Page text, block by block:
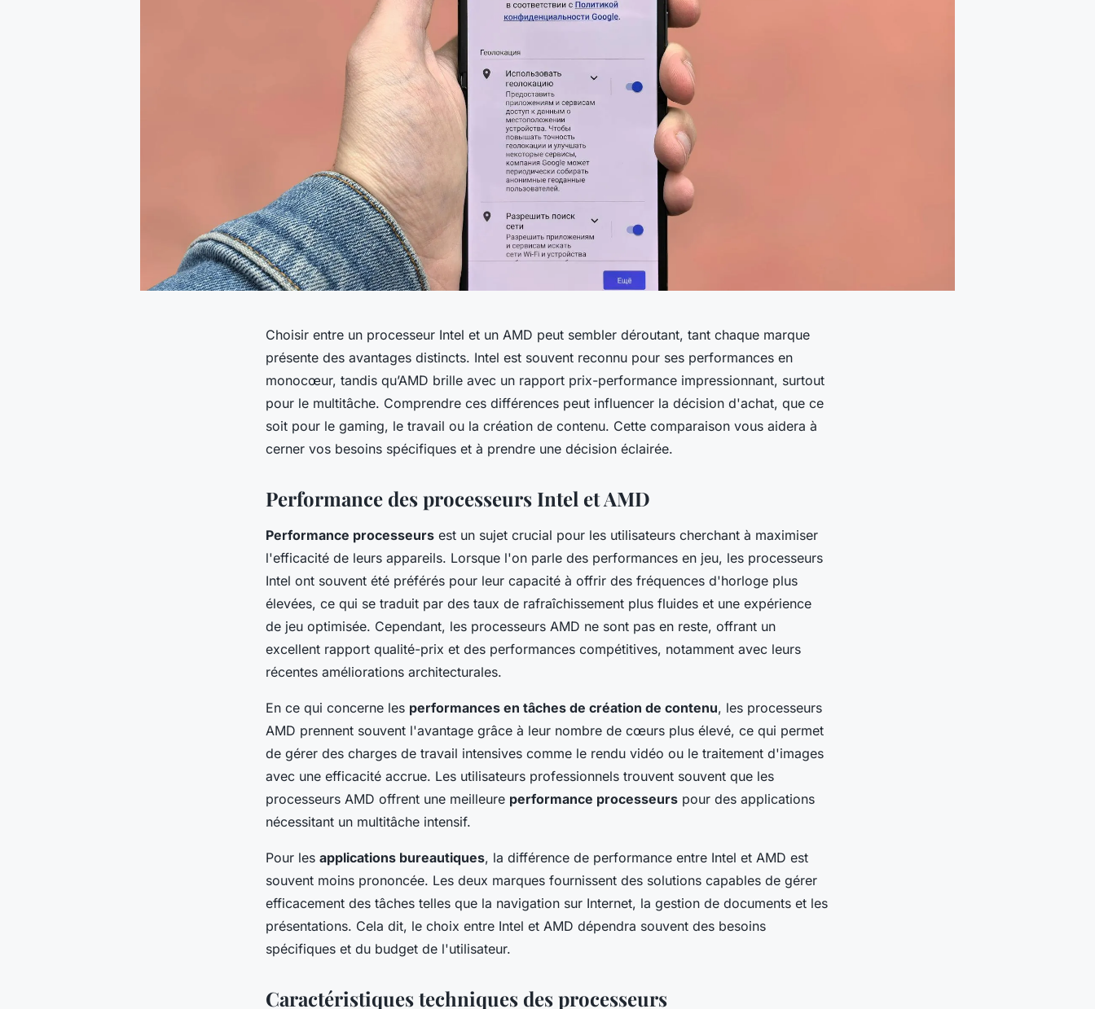
Choisir entre un processeur Intel et un AMD peut sembler déroutant, tant chaque marque
présente des avantages distincts. Intel est souvent reconnu pour ses performances en
monocœur, tandis qu’AMD brille avec un rapport prix-performance impressionnant, surtout
pour le multitâche. Comprendre ces différences peut influencer la décision d'achat, que ce
soit pour le gaming, le travail ou la création de contenu. Cette comparaison vous aidera à
cerner vos besoins spécifiques et à prendre une décision éclairée.
Performance des processeurs Intel et AMD
Performance processeurs est un sujet crucial pour les utilisateurs cherchant à maximiser
l'efficacité de leurs appareils. Lorsque l'on parle des performances en jeu, les processeurs
Intel ont souvent été préférés pour leur capacité à offrir des fréquences d'horloge plus
élevées, ce qui se traduit par des taux de rafraîchissement plus fluides et une expérience
de jeu optimisée. Cependant, les processeurs AMD ne sont pas en reste, offrant un
excellent rapport qualité-prix et des performances compétitives, notamment avec leurs
récentes améliorations architecturales.
En ce qui concerne les performances en tâches de création de contenu, les processeurs
AMD prennent souvent l'avantage grâce à leur nombre de cœurs plus élevé, ce qui permet
de gérer des charges de travail intensives comme le rendu vidéo ou le traitement d'images
avec une efficacité accrue. Les utilisateurs professionnels trouvent souvent que les
processeurs AMD offrent une meilleure performance processeurs pour des applications
nécessitant un multitâche intensif.
Pour les applications bureautiques, la différence de performance entre Intel et AMD est
souvent moins prononcée. Les deux marques fournissent des solutions capables de gérer
efficacement des tâches telles que la navigation sur Internet, la gestion de documents et les
présentations. Cela dit, le choix entre Intel et AMD dépendra souvent des besoins
spécifiques et du budget de l'utilisateur.
Caractéristiques techniques des processeurs